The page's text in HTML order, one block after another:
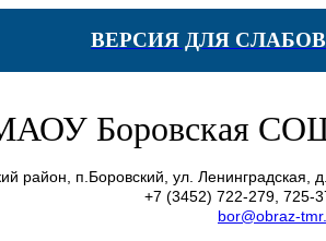
ВЕРСИЯ ДЛЯ
Боровская
район, п.Боровский, ул. Ленинградская,
+7 (3452) 722-279, 725-
bor@obraz-